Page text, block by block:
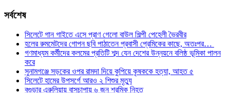
সর্বশেষ
সিলেটে গান গাইতে এসে প্রাণ গেলো বাউল শিল্পী পেহেলী ভৈরবীর
হলের রুমমেটদের গোপন ছবি পাঠাতেন প্রবাসী প্রেমিকের কাছে, অতঃপর…
গণমাধ্যম কর্মীদের কলমের প্রতিটি শব্দ যেন দেশের উন্নয়নে বলিষ্ঠ ভূমিকা পালন
করে
সুনামগঞ্জে সড়কের ওপর রামদা দিয়ে কুপিয়ে কৃষককে হত্যা, আহত ৫
সিলেটে হামের উপসর্গে আরও ২ শিশুর মৃত্যু
বগুড়ার এরুলিয়ায় বাসচাপায় ৬ জন শ্রমিক নিহত